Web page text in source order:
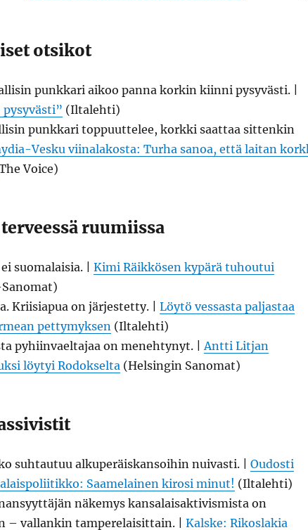
otsikot
punkkari aikoo panna korkin kiinni pysyvästi. |
(Iltalehti)
punkkari toppuuttelee, korkki saattaa sittenkin
Vesku viinalakosta: Turha sanoa, että laitan
Voice)
ruumiissa
suomalaisia. | Kimi Räikkösen kypärä tuhoutui
Kriisiapua on järjestetty. | Löytö vessasta paljastaa
pettymyksen(Iltalehti)
pyhiinvaeltajaa on menehtynyt. |Antti Litjan
löytyi Rodokselta(Helsingin Sanomat)
suhtautuu alkuperäiskansoihin nuivasti. | Oudosti
Saamelainen kirosi minut! (Iltalehti)
näkemys kansalaisaktivismista on
– vallankin tamperelaisittain. | Kalske: Rikoslakia